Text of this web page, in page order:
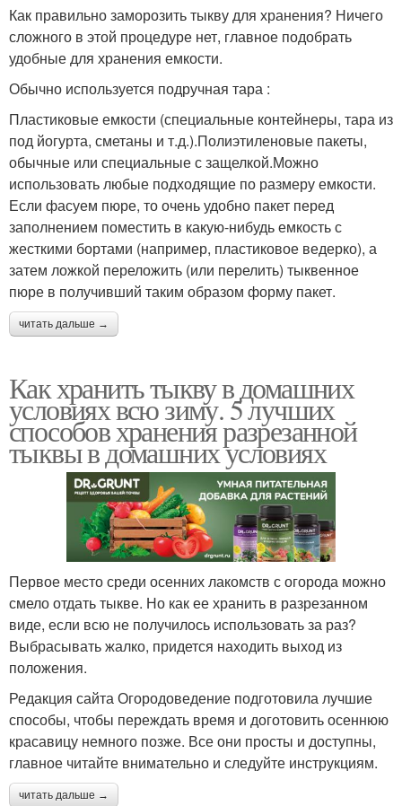
Как правильно заморозить тыкву для хранения? Ничего
сложного в этой процедуре нет, главное подобрать
удобные для хранения емкости.
Обычно используется подручная тара :
Пластиковые емкости (специальные контейнеры, тара из
под йогурта, сметаны и т.д.).Полиэтиленовые пакеты,
обычные или специальные с защелкой.Можно
использовать любые подходящие по размеру емкости.
Если фасуем пюре, то очень удобно пакет перед
заполнением поместить в какую-нибудь емкость с
жесткими бортами (например, пластиковое ведерко), а
затем ложкой переложить (или перелить) тыквенное
пюре в получивший таким образом форму пакет.
читать дальше →
Как хранить тыкву в домашних
условиях всю зиму. 5 лучших
способов хранения разрезанной
тыквы в домашних условиях
Первое место среди осенних лакомств с огорода можно
смело отдать тыкве. Но как ее хранить в разрезанном
виде, если всю не получилось использовать за раз?
Выбрасывать жалко, придется находить выход из
положения.
Редакция сайта Огородоведение подготовила лучшие
способы, чтобы переждать время и доготовить осеннюю
красавицу немного позже. Все они просты и доступны,
главное читайте внимательно и следуйте инструкциям.
читать дальше →